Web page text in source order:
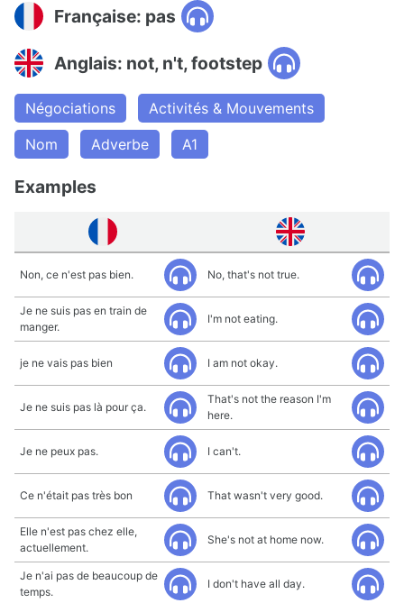
Française: pas
Anglais: not, n't, footstep
Négociations
Activités & Mouvements
Nom
Adverbe A1
Examples
Non, ce n'est pas bien. No, that's not true.
Je ne suis pas en train de
manger.
I'm not eating.
je ne vais pas bien I am not okay.
Je ne suis pas là pour ça.
That's not the reason I'm
here.
Je ne peux pas. I can't.
Ce n'était pas très bon That wasn't very good.
Elle n'est pas chez elle,
actuellement.
She's not at home now.
Je n'ai pas de beaucoup de
temps.
I don't have all day.